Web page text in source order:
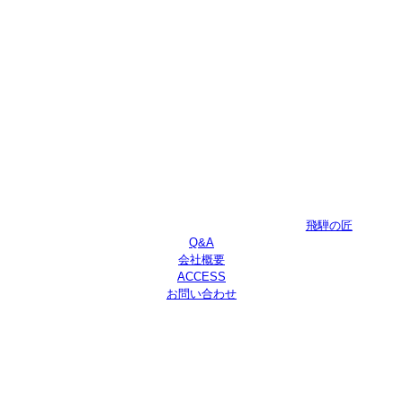
飛騨の匠
Q&A
会社概要
ACCESS
お問い合わせ